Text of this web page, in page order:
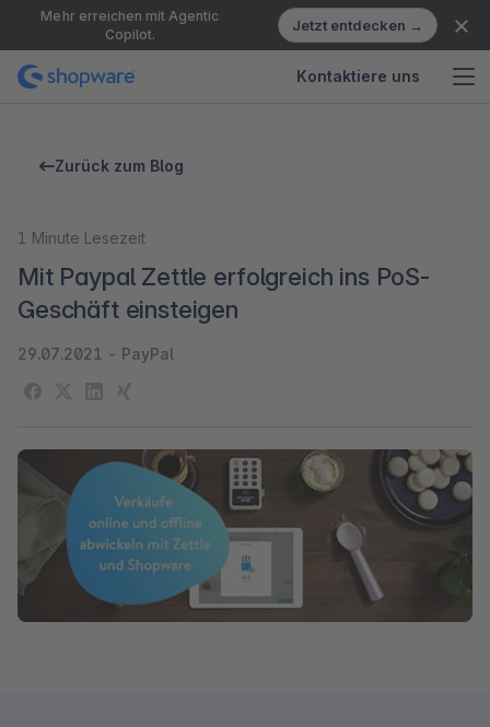
Mehr erreichen mit Agentic
Copilot.
Jetzt entdecken →
Kontaktiere uns
Zurück zum Blog
1 Minute Lesezeit
Mit Paypal Zettle erfolgreich ins PoS-
Geschäft einsteigen
29.07.2021 - PayPal